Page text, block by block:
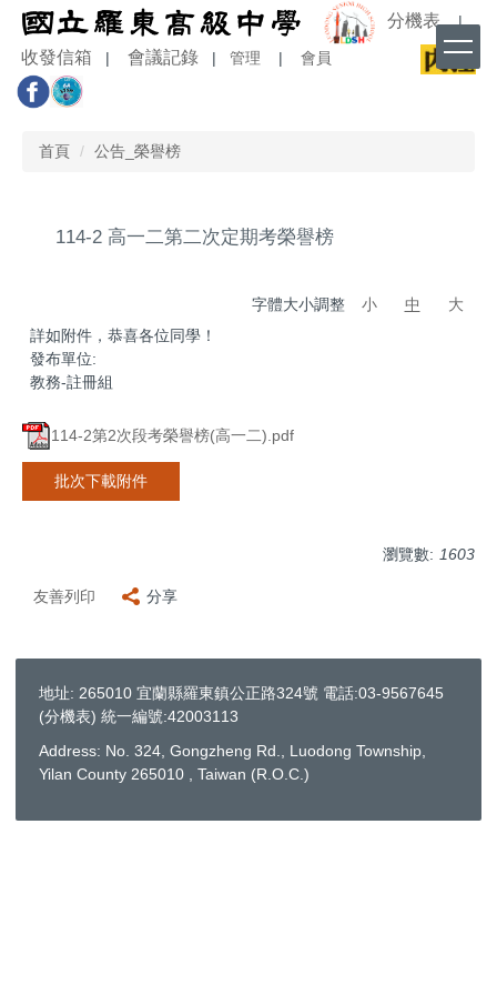
跳
到
主
要
內
分機表 |
收發信箱 會議記錄 管理 會員
首頁 公告_榮譽榜
114-2 高一二第二次定期考榮譽榜
字體大小調整 小 中
大
詳如附件，恭喜各位同學！
發布單位:
教務-註冊組
114-2第2次段考榮譽榜(高一二).pdf
批次下載附件
瀏覽數: 1603
友善列印 分享
地址: 265010 宜蘭縣羅東鎮公正路324號 電話:03-9567645
(分機表) 統一編號:42003113
Address: No. 324, Gongzheng Rd., Luodong Township,
Yilan County 265010 , Taiwan (R.O.C.)